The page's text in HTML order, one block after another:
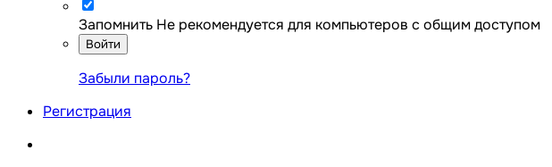
Запомнить Не рекомендуется для компьютеров с общим доступом
Войти
Забыли пароль?
Регистрация